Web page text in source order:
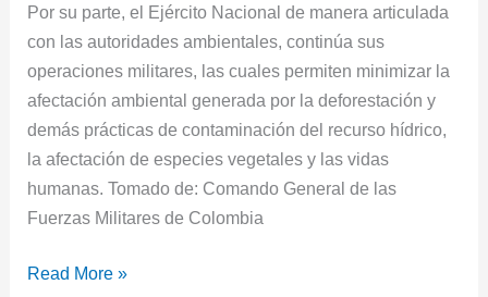
Por su parte, el Ejército Nacional de manera articulada
con las autoridades ambientales, continúa sus
operaciones militares, las cuales permiten minimizar la
afectación ambiental generada por la deforestación y
demás prácticas de contaminación del recurso hídrico,
la afectación de especies vegetales y las vidas
humanas. Tomado de: Comando General de las
Fuerzas Militares de Colombia
Read More »